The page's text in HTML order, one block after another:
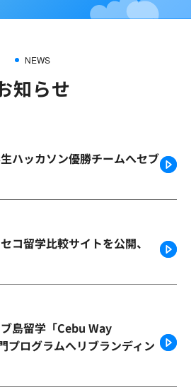
NEWS
知らせ
ハッカソン優勝チームへセブ
コ留学比較サイトを公開、
ブ島留学「Cebu Way
プログラムへリブランディン